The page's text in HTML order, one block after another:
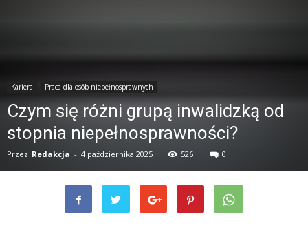
Kariera Praca dla osób niepełnosprawnych
Czym się różni grupą inwalidzką od
stopnia niepełnosprawności?
Przez Redakcja - 4 października 2025 526 0